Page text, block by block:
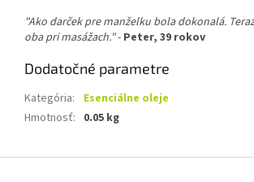
"Ako darček pre manželku bola dokonalá.
oba pri masážach."- Peter, 39 rokov
Dodatočné parametre
Kategória:
Esenciálne oleje
Hmotnosť: 0.05 kg